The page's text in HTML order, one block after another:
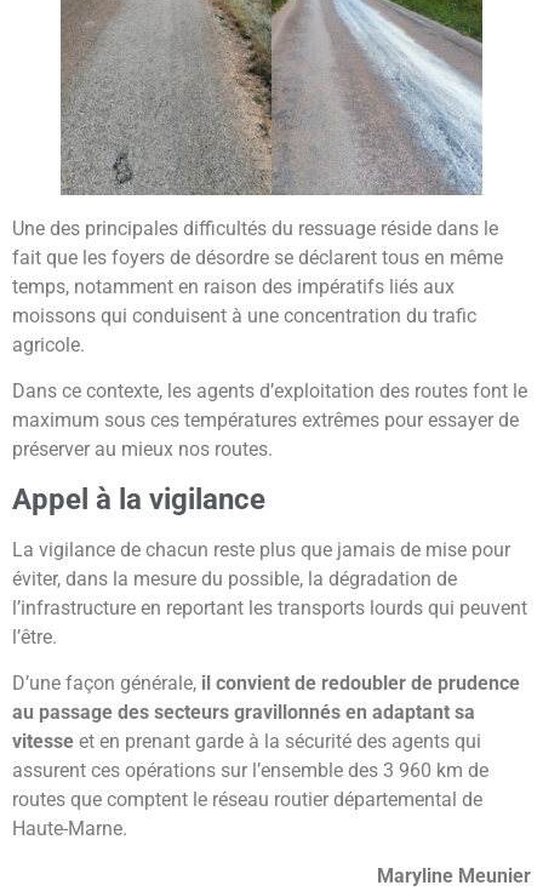
Une des principales difficultés du ressuage réside dans le
fait que les foyers de désordre se déclarent tous en même
temps, notamment en raison des impératifs liés aux
moissons qui conduisent à une concentration du trafic
agricole.
Dans ce contexte, les agents d’exploitation des routes font le
maximum sous ces températures extrêmes pour essayer de
préserver au mieux nos routes.
Appel à la vigilance
La vigilance de chacun reste plus que jamais de mise pour
éviter, dans la mesure du possible, la dégradation de
l’infrastructure en reportant les transports lourds qui peuvent
l’être.
D’une façon générale, il convient de redoubler de prudence
au passage des secteurs gravillonnés en adaptant sa
vitesse et en prenant garde à la sécurité des agents qui
assurent ces opérations sur l’ensemble des 3 960 km de
routes que comptent le réseau routier départemental de
Haute-Marne.
Maryline Meunier